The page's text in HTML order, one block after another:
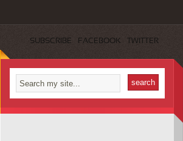
SUBSCRIBE FACEBOOK TWITTER